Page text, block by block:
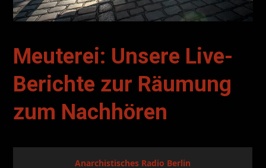
Meuterei: Unsere Live-
Berichte zur Räumung
zum Nachhören